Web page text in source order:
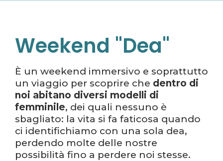
Weekend "Dea"
È un weekend immersivo e soprattutto
un viaggio per scoprire che dentro di
noi abitano diversi modelli di
femminile, dei quali nessuno è
sbagliato: la vita si fa faticosa quando
ci identifichiamo con una sola dea,
perdendo molte delle nostre
possibilità fino a perdere noi stesse.